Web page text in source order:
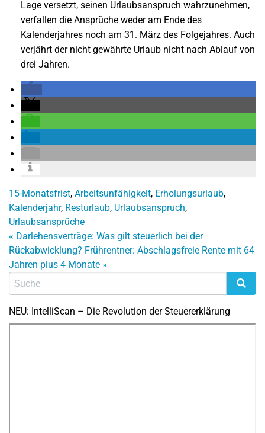
Lage versetzt, seinen Urlaubsanspruch wahrzunehmen,
verfallen die Ansprüche weder am Ende des
Kalenderjahres noch am 31. März des Folgejahres. Auch
verjährt der nicht gewährte Urlaub nicht nach Ablauf von
drei Jahren.
15-Monatsfrist, Arbeitsunfähigkeit, Erholungsurlaub,
Kalenderjahr, Resturlaub, Urlaubsanspruch,
Urlaubsansprüche
« Darlehensverträge: Was gilt steuerlich bei der
Rückabwicklung? Frührentner: Abschlagsfreie Rente mit 64
Jahren plus 4 Monate »
NEU: IntelliScan – Die Revolution der Steuererklärung